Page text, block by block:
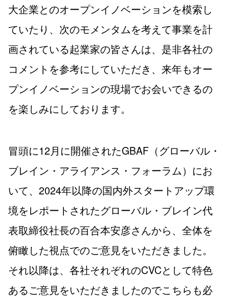
大企業とのオープンイノベーションを模索し
ていたり、次のモメンタムを考えて事業を計
画されている起業家の皆さんは、是非各社の
コメントを参考にしていただき、来年もオー
プンイノベーションの現場でお会いできるの
を楽しみにしております。
冒頭に12月に開催されたGBAF（グローバル・
ブレイン・アライアンス・フォーラム）にお
いて、2024年以降の国内外スタートアップ環
境をレポートされたグローバル・ブレイン代
表取締役社長の百合本安彦さんから、全体を
俯瞰した視点でのご意見をいただきました。
それ以降は、各社それぞれのCVCとして特色
あるご意見をいただきましたのでこちらも必